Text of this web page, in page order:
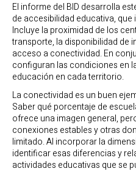
El informe del BID desarrolla
de accesibilidad educativa,
Incluye la proximidad de los
transporte, la disponibilidad de
acceso a conectividad. En
configuran las condiciones en
educación en cada territorio.
La conectividad es un buen
Saber qué porcentaje de
ofrece una imagen general,
conexiones estables y otras
limitado. Al incorporar la
identificar esas diferencias y
actividades educativas que se